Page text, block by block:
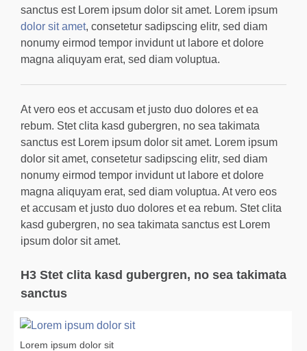
sanctus est Lorem ipsum dolor sit amet. Lorem ipsum
dolor sit amet, consetetur sadipscing elitr, sed diam
nonumy eirmod tempor invidunt ut labore et dolore
magna aliquyam erat, sed diam voluptua.
At vero eos et accusam et justo duo dolores et ea
rebum. Stet clita kasd gubergren, no sea takimata
sanctus est Lorem ipsum dolor sit amet. Lorem ipsum
dolor sit amet, consetetur sadipscing elitr, sed diam
nonumy eirmod tempor invidunt ut labore et dolore
magna aliquyam erat, sed diam voluptua. At vero eos
et accusam et justo duo dolores et ea rebum. Stet clita
kasd gubergren, no sea takimata sanctus est Lorem
ipsum dolor sit amet.
H3 Stet clita kasd gubergren, no sea takimata
sanctus
Lorem ipsum dolor sit